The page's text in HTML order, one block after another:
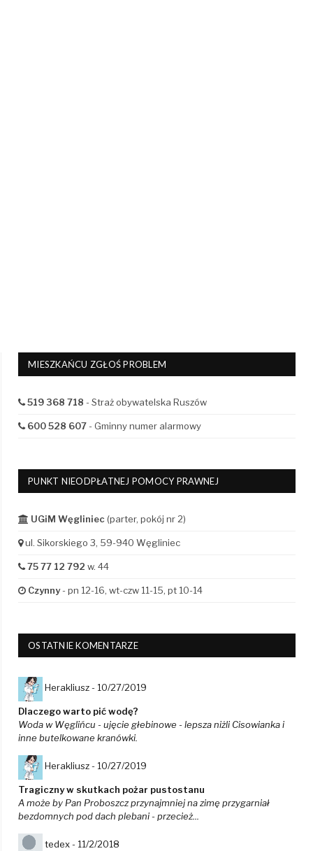
MIESZKAŃCU ZGŁOŚ PROBLEM
519 368 718 - Straż obywatelska Ruszów
600 528 607- Gminny numer alarmowy
PUNKT NIEODPŁATNEJ POMOCY PRAWNEJ
UGiM Węgliniec (parter, pokój nr 2)
ul. Sikorskiego 3, 59-940 Węgliniec
75 77 12 792 w. 44
Czynny- pn 12-16, wt-czw 11-15, pt 10-14
OSTATNIE KOMENTARZE
Herakliusz - 10/27/2019
Dlaczego warto pić wodę?
Woda w Węglińcu - ujęcie głebinowe - lepsza niżli Cisowianka i
inne butelkowane kranówki.
Herakliusz - 10/27/2019
Tragiczny w skutkach pożar pustostanu
A może by Pan Proboszcz przynajmniej na zimę przygarniał
bezdomnych pod dach plebani - przecież...
tedex - 11/2/2018